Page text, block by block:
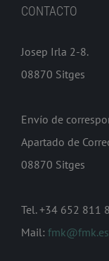
CONTACTO
Josep Irla 2-8.
08870 Sitges
Envío de
Apartado de
08870 Sitges
Tel. +34 652 811
Mail: fmk@fmk.es